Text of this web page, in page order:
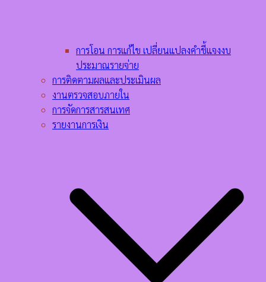
การโอน การแก้ไข เปลี่ยนแปลงคำชี้แจงงบ
ประมาณรายจ่าย
การติดตามผลและประเมินผล
งานตรวจสอบภายใน
การจัดการสารสนเทศ
รายงานการเงิน